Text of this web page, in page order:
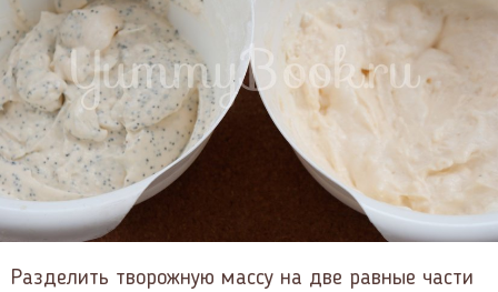
Разделить творожную массу на две равные части